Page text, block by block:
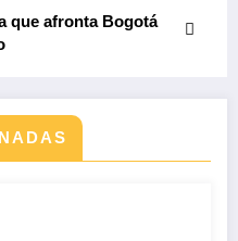
que afronta Bogotá